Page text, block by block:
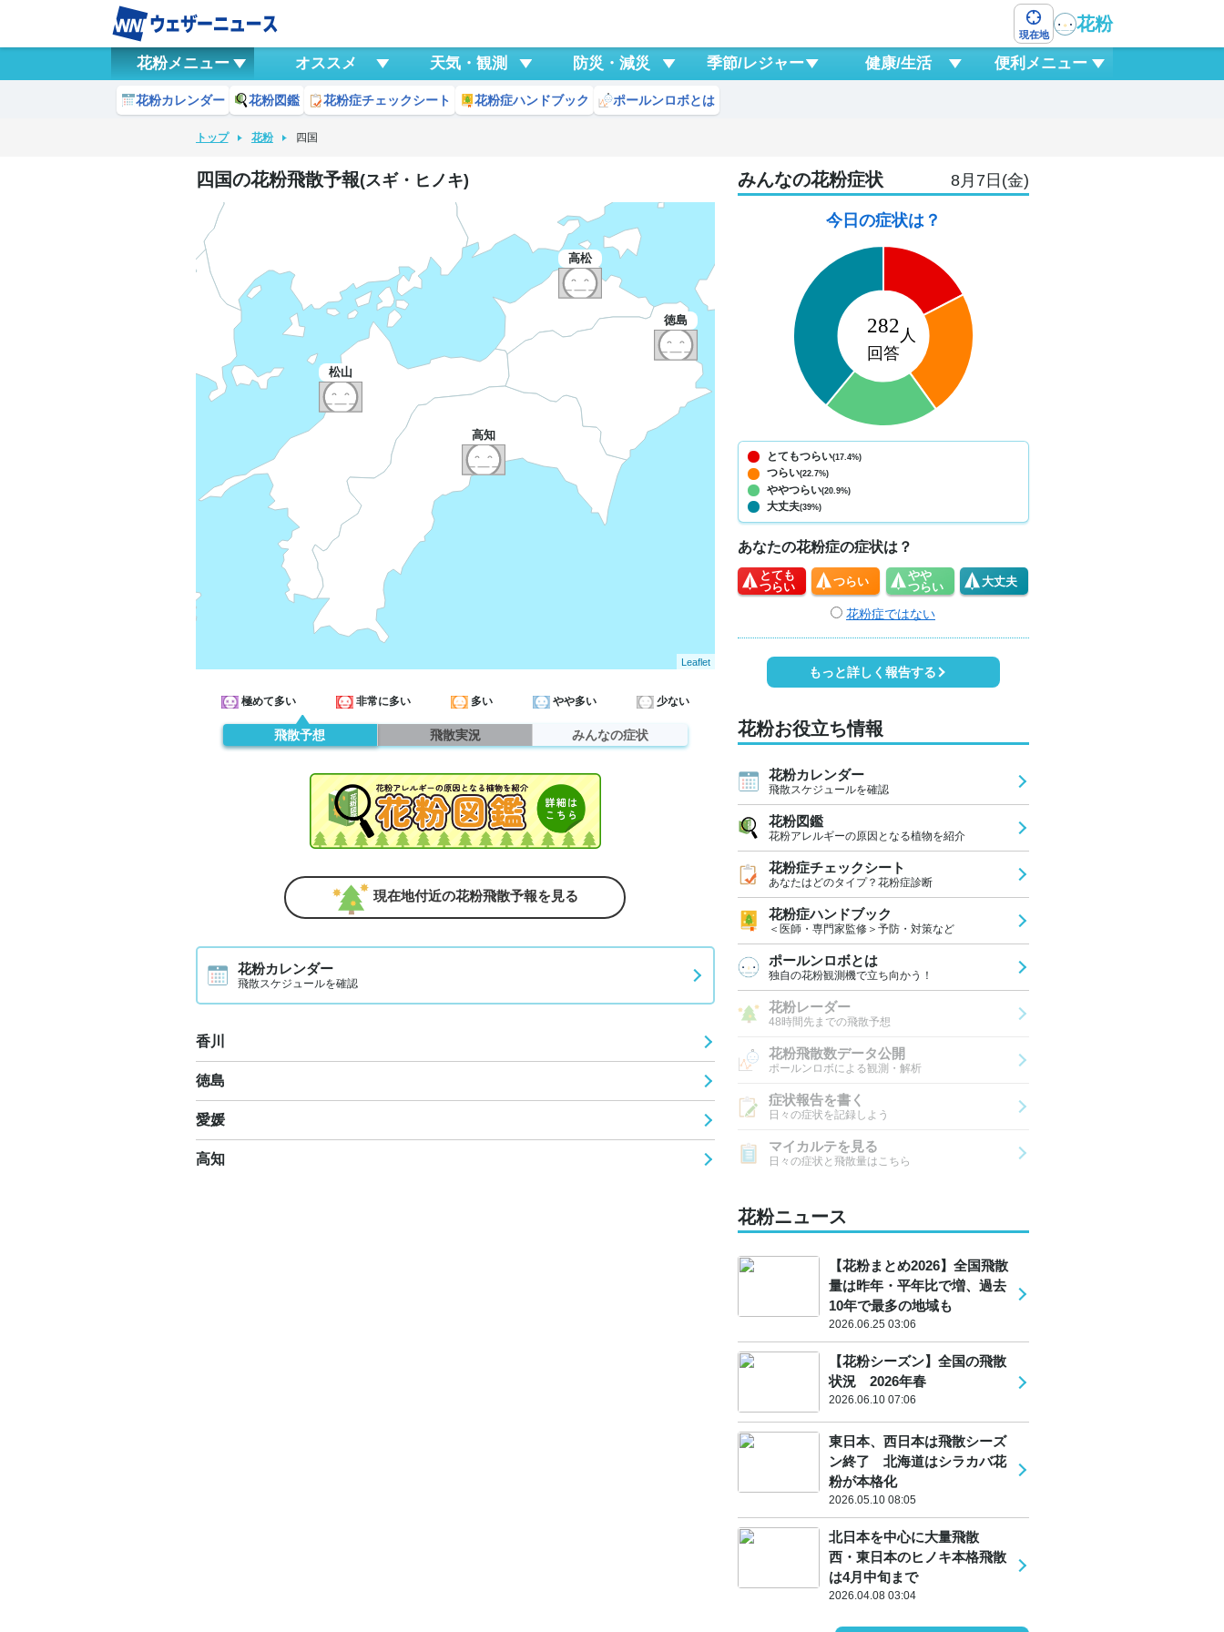
現在地
花粉
花粉メニュー オススメ 天気・観測 防災・減災 季節/レジャー 健康/生活 便利メニュー
花粉カレンダー 花粉図鑑 花粉症チェックシート 花粉症ハンドブック ポールンロボとは
トップ 花粉 四国
四国の花粉飛散予報(スギ・ヒノキ)
8月7日
高知
松山
高松
徳島
Leaflet
極めて多い 非常に多い 多い やや多い 少ない
飛散予想 飛散実況 みんなの症状
現在地付近の花粉飛散予報を見る
花粉カレンダー
飛散スケジュールを確認
香川
徳島
愛媛
高知
みんなの花粉症状 8月7日(金)
今日の症状は？
とてもつらい(17.4%)
つらい(22.7%)
ややつらい(20.9%)
大丈夫(39%)
あなたの花粉症の症状は？
とても
つらい
つらい
やや
つらい
大丈夫
花粉症ではない
もっと詳しく報告する
花粉お役立ち情報
花粉カレンダー
飛散スケジュールを確認
花粉図鑑
花粉アレルギーの原因となる植物を紹介
花粉症チェックシート
あなたはどのタイプ？花粉症診断
花粉症ハンドブック
＜医師・専門家監修＞予防・対策など
ポールンロボとは
独自の花粉観測機で立ち向かう！
花粉レーダー
48時間先までの飛散予想
花粉飛散数データ公開
ポールンロボによる観測・解析
症状報告を書く
日々の症状を記録しよう
マイカルテを見る
日々の症状と飛散量はこちら
花粉ニュース
【花粉まとめ2026】全国飛散
量は昨年・平年比で増、過去
10年で最多の地域も
2026.06.25 03:06
【花粉シーズン】全国の飛散
状況 2026年春
2026.06.10 07:06
東日本、西日本は飛散シーズ
ン終了 北海道はシラカバ花
粉が本格化
2026.05.10 08:05
北日本を中心に大量飛散
西・東日本のヒノキ本格飛散
は4月中旬まで
2026.04.08 03:04